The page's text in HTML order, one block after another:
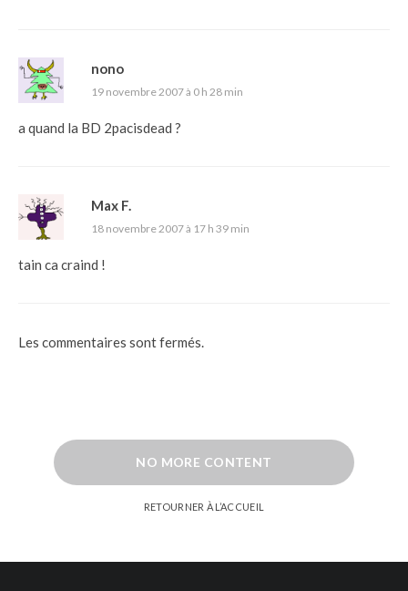
nono
19 novembre 2007 à 0 h 28 min
a quand la BD 2pacisdead ?
Max F.
18 novembre 2007 à 17 h 39 min
tain ca craind !
Les commentaires sont fermés.
NO MORE CONTENT
RETOURNER À L’ACCUEIL